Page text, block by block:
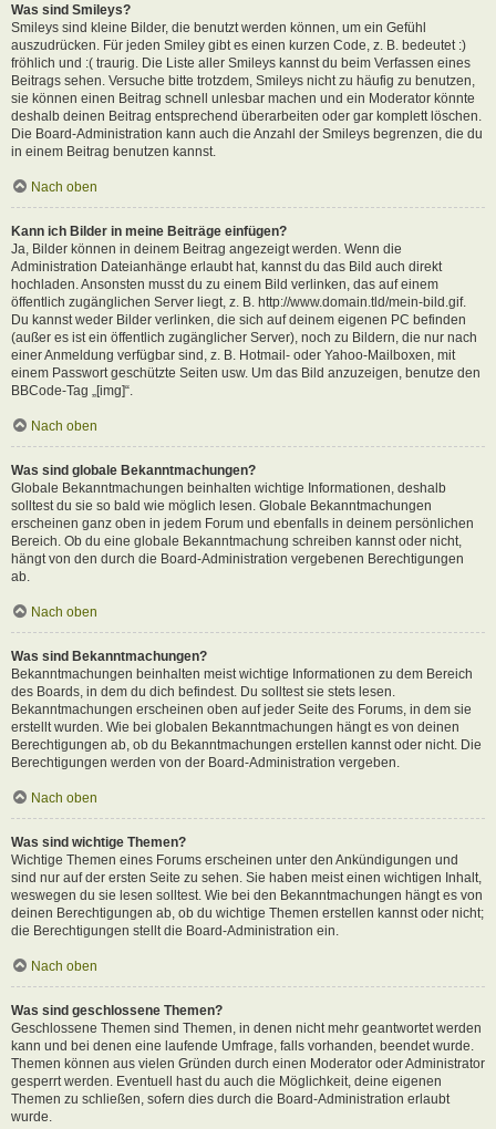
Was sind Smileys?
Smileys sind kleine Bilder, die benutzt werden können, um ein Gefühl
auszudrücken. Für jeden Smiley gibt es einen kurzen Code, z. B. bedeutet :)
fröhlich und :( traurig. Die Liste aller Smileys kannst du beim Verfassen eines
Beitrags sehen. Versuche bitte trotzdem, Smileys nicht zu häufig zu benutzen,
sie können einen Beitrag schnell unlesbar machen und ein Moderator könnte
deshalb deinen Beitrag entsprechend überarbeiten oder gar komplett löschen.
Die Board-Administration kann auch die Anzahl der Smileys begrenzen, die du
in einem Beitrag benutzen kannst.
Nach oben
Kann ich Bilder in meine Beiträge einfügen?
Ja, Bilder können in deinem Beitrag angezeigt werden. Wenn die
Administration Dateianhänge erlaubt hat, kannst du das Bild auch direkt
hochladen. Ansonsten musst du zu einem Bild verlinken, das auf einem
öffentlich zugänglichen Server liegt, z. B. http://www.domain.tld/mein-bild.gif.
Du kannst weder Bilder verlinken, die sich auf deinem eigenen PC befinden
(außer es ist ein öffentlich zugänglicher Server), noch zu Bildern, die nur nach
einer Anmeldung verfügbar sind, z. B. Hotmail- oder Yahoo-Mailboxen, mit
einem Passwort geschützte Seiten usw. Um das Bild anzuzeigen, benutze den
BBCode-Tag „[img]“.
Nach oben
Was sind globale Bekanntmachungen?
Globale Bekanntmachungen beinhalten wichtige Informationen, deshalb
solltest du sie so bald wie möglich lesen. Globale Bekanntmachungen
erscheinen ganz oben in jedem Forum und ebenfalls in deinem persönlichen
Bereich. Ob du eine globale Bekanntmachung schreiben kannst oder nicht,
hängt von den durch die Board-Administration vergebenen Berechtigungen
ab.
Nach oben
Was sind Bekanntmachungen?
Bekanntmachungen beinhalten meist wichtige Informationen zu dem Bereich
des Boards, in dem du dich befindest. Du solltest sie stets lesen.
Bekanntmachungen erscheinen oben auf jeder Seite des Forums, in dem sie
erstellt wurden. Wie bei globalen Bekanntmachungen hängt es von deinen
Berechtigungen ab, ob du Bekanntmachungen erstellen kannst oder nicht. Die
Berechtigungen werden von der Board-Administration vergeben.
Nach oben
Was sind wichtige Themen?
Wichtige Themen eines Forums erscheinen unter den Ankündigungen und
sind nur auf der ersten Seite zu sehen. Sie haben meist einen wichtigen Inhalt,
weswegen du sie lesen solltest. Wie bei den Bekanntmachungen hängt es von
deinen Berechtigungen ab, ob du wichtige Themen erstellen kannst oder nicht;
die Berechtigungen stellt die Board-Administration ein.
Nach oben
Was sind geschlossene Themen?
Geschlossene Themen sind Themen, in denen nicht mehr geantwortet werden
kann und bei denen eine laufende Umfrage, falls vorhanden, beendet wurde.
Themen können aus vielen Gründen durch einen Moderator oder Administrator
gesperrt werden. Eventuell hast du auch die Möglichkeit, deine eigenen
Themen zu schließen, sofern dies durch die Board-Administration erlaubt
wurde.